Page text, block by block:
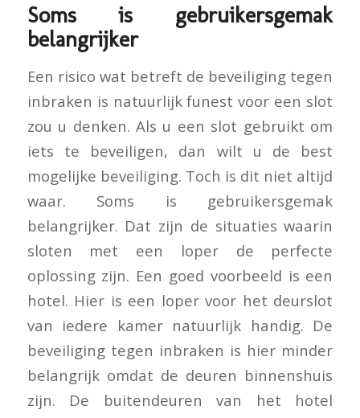
Soms is gebruikersgemak
belangrijker
Een risico wat betreft de beveiliging tegen
inbraken is natuurlijk funest voor een slot
zou u denken. Als u een slot gebruikt om
iets te beveiligen, dan wilt u de best
mogelijke beveiliging. Toch is dit niet altijd
waar. Soms is gebruikersgemak
belangrijker. Dat zijn de situaties waarin
sloten met een loper de perfecte
oplossing zijn. Een goed voorbeeld is een
hotel. Hier is een loper voor het deurslot
van iedere kamer natuurlijk handig. De
beveiliging tegen inbraken is hier minder
belangrijk omdat de deuren binnenshuis
zijn. De buitendeuren van het hotel